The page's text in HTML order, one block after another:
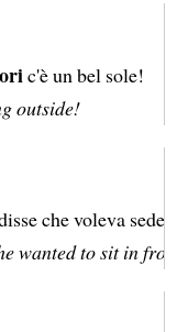
c'è un bel sole!
outside!
che voleva
wanted to sit in